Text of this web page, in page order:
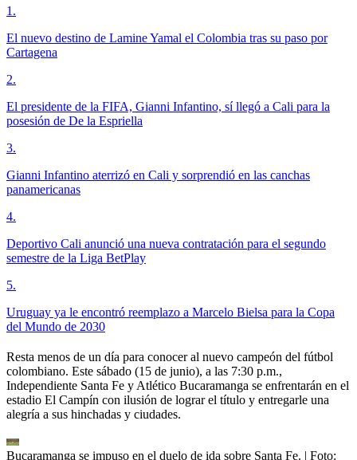
1 .
El nuevo destino de Lamine Yamal el Colombia tras su paso por
Cartagena
2.
El presidente de la FIFA, Gianni Infantino, sí llegó a Cali para la
posesión de De la Espriella
3.
Gianni Infantino aterrizó en Cali y sorprendió en las canchas
panamericanas
4.
Deportivo Cali anunció una nueva contratación para el segundo
semestre de la Liga BetPlay
5.
Uruguay ya le encontró reemplazo a Marcelo Bielsa para la Copa
del Mundo de 2030
Resta menos de un día para conocer al nuevo campeón del fútbol
colombiano. Este sábado (15 de junio), a las 7:30 p.m.,
Independiente Santa Fe y Atlético Bucaramanga se enfrentarán en el
estadio El Campín con ilusión de lograr el título y entregarle una
alegría a sus hinchadas y ciudades.
Bucaramanga se impuso en el duelo de ida sobre Santa Fe. | Foto: